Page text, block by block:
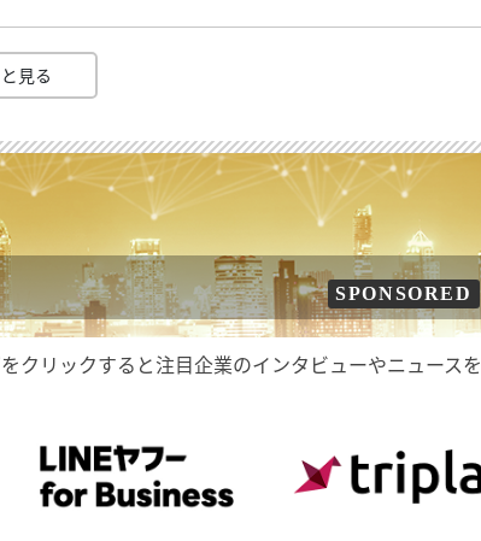
見る
SPONSORED
クリックすると注目企業のインタビューやニュースを